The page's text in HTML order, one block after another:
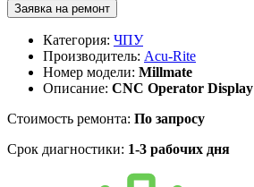
Заявка на ремонт
Категория: ЧПУ
Производитель: Acu-Rite
Номер модели: Millmate
Описание: CNC Operator Display
Стоимость ремонта: По запросу
Срок диагностики: 1-3 рабочих дня